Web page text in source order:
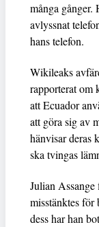
många
avlyssnat
hans telefon.
Wikileaks
rapporterat om
att Ecuador
att göra sig av
hänvisar deras
ska tvingas
Julian
misstänktes för
dess har han